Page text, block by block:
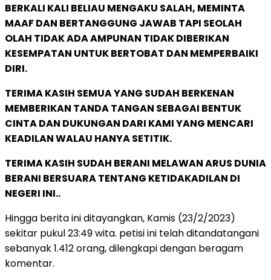
BERKALI KALI BELIAU MENGAKU SALAH, MEMINTA
MAAF DAN BERTANGGUNG JAWAB TAPI SEOLAH
OLAH TIDAK ADA AMPUNAN TIDAK DIBERIKAN
KESEMPATAN UNTUK BERTOBAT DAN MEMPERBAIKI
DIRI.
TERIMA KASIH SEMUA YANG SUDAH BERKENAN
MEMBERIKAN TANDA TANGAN SEBAGAI BENTUK
CINTA DAN DUKUNGAN DARI KAMI YANG MENCARI
KEADILAN WALAU HANYA SETITIK.
TERIMA KASIH SUDAH BERANI MELAWAN ARUS DUNIA
BERANI BERSUARA TENTANG KETIDAKADILAN DI
NEGERI INI..
Hingga berita ini ditayangkan, Kamis (23/2/2023)
sekitar pukul 23:49 wita. petisi ini telah ditandatangani
sebanyak 1.412 orang, dilengkapi dengan beragam
komentar.